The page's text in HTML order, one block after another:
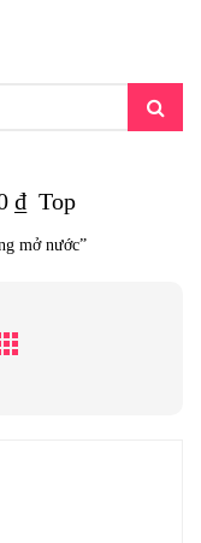
₫ Top
mở nước”